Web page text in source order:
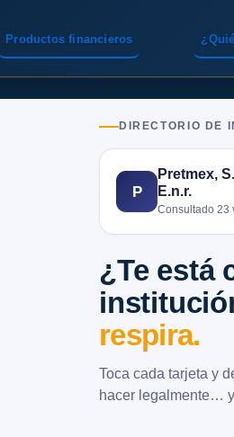
Productos financieros
DIRECTORIO DE
P
Pretmex,
E.n.r.
Consultado 23
¿Te está
respira.
Toca cada tarjeta y
hacer legalmente…